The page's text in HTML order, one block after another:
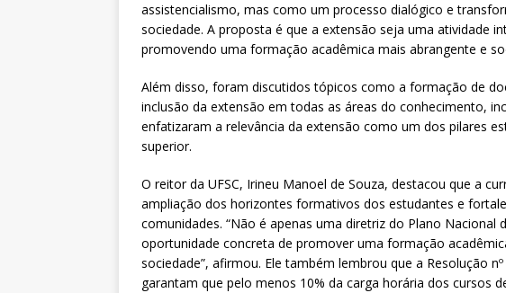
assistencialismo, mas como um processo dialógico e
sociedade. A proposta é que a extensão seja uma atividade
promovendo uma formação acadêmica mais abrangente e
Além disso, foram discutidos tópicos como a formação de
inclusão da extensão em todas as áreas do conhecimento,
enfatizaram a relevância da extensão como um dos pilares
superior.
O reitor da UFSC, Irineu Manoel de Souza, destacou que a
ampliação dos horizontes formativos dos estudantes e
comunidades. “Não é apenas uma diretriz do Plano Nacional
oportunidade concreta de promover uma formação
sociedade”, afirmou. Ele também lembrou que a Resolução
garantam que pelo menos 10% da carga horária dos cursos